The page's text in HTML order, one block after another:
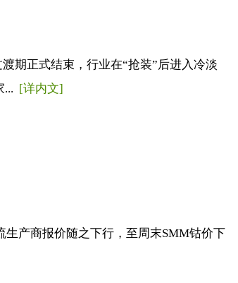
期正式结束，行业在“抢装”后进入冷淡
... [详内文]
产商报价随之下行，至周末SMM钴价下